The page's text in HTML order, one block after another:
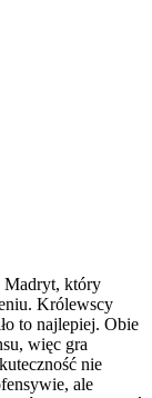
Madryt, który
Królewscy
to najlepiej. Obie
więc gra
nie
ale